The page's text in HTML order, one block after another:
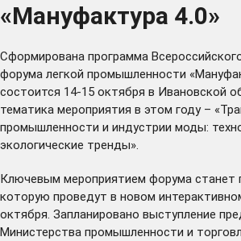
«Мануфактура 4.0»
Сформирована программа
форума легкой промышленности
состоится 14-15 октября в Ивановской
тематика мероприятия в этом году –
промышленности и индустрии моды:
экологические тренды».
Ключевым мероприятием форума станет
которую проведут в новом
октября. Запланировано выступление
Министерства промышленности и